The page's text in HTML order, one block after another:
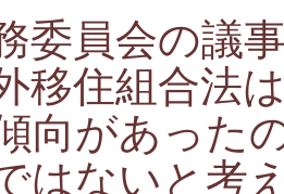
委員会の議
移住組合法
向があった
はないと考